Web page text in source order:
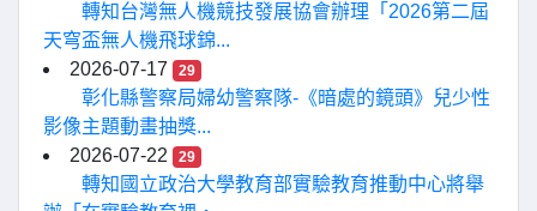
轉知台灣無人機競技發展協會辦理「2026第二屆
天穹盃無人機飛球錦...
2026-07-17
29
彰化縣警察局婦幼警察隊-《暗處的鏡頭》兒少性
影像主題動畫抽獎...
2026-07-22
29
轉知國立政治大學教育部實驗教育推動中心將舉